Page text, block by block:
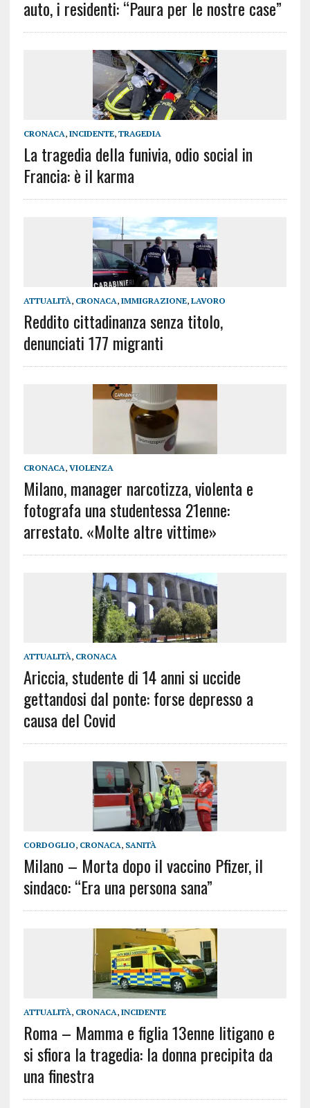
auto, i residenti: “Paura per le nostre case”
CRONACA, INCIDENTE, TRAGEDIA
La tragedia della funivia, odio social in
Francia: è il karma
ATTUALITÀ, CRONACA, IMMIGRAZIONE, LAVORO
Reddito cittadinanza senza titolo,
denunciati 177 migranti
CRONACA, VIOLENZA
Milano, manager narcotizza, violenta e
fotografa una studentessa 21enne:
arrestato. «Molte altre vittime»
ATTUALITÀ, CRONACA
Ariccia, studente di 14 anni si uccide
gettandosi dal ponte: forse depresso a
causa del Covid
CORDOGLIO, CRONACA, SANITÀ
Milano – Morta dopo il vaccino Pfizer, il
sindaco: “Era una persona sana”
ATTUALITÀ, CRONACA, INCIDENTE
Roma – Mamma e figlia 13enne litigano e
si sfiora la tragedia: la donna precipita da
una finestra